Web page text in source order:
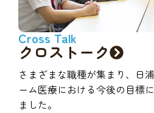
Cross Talk
クロストーク
さまざまな職種が集まり、日
ーム医療における今後の目標
ました。